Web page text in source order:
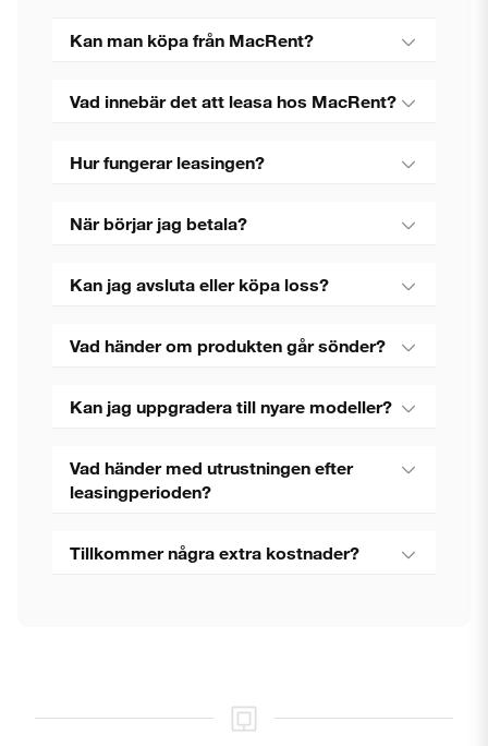
Kan man köpa från MacRent?
Vad innebär det att leasa hos MacRent?
Hur fungerar leasingen?
När börjar jag betala?
Kan jag avsluta eller köpa loss?
Vad händer om produkten går sönder?
Kan jag uppgradera till nyare modeller?
Vad händer med utrustningen efter
leasingperioden?
Tillkommer några extra kostnader?